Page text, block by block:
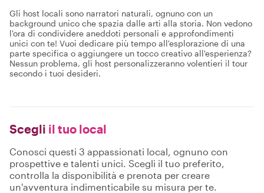
Gli host locali sono narratori naturali, ognuno con un
background unico che spazia dalle arti alla storia. Non vedono
l'ora di condividere aneddoti personali e approfondimenti
unici con te! Vuoi dedicare più tempo all'esplorazione di una
parte specifica o aggiungere un tocco creativo all'esperienza?
Nessun problema, gli host personalizzeranno volentieri il tour
secondo i tuoi desideri.
Scegli il tuo local
Conosci questi 3 appassionati local, ognuno con
prospettive e talenti unici. Scegli il tuo preferito,
controlla la disponibilità e prenota per creare
un'avventura indimenticabile su misura per te.